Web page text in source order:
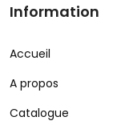
Information
Accueil
A propos
Catalogue